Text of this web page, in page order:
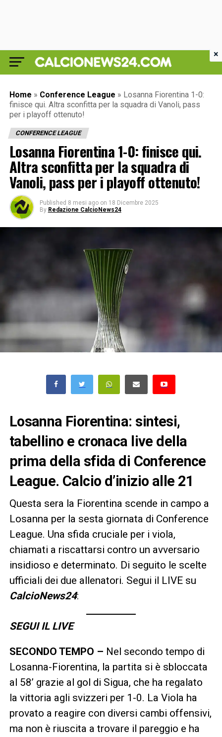
Home » Conference League » Losanna Fiorentina 1-0:
finisce qui. Altra sconfitta per la squadra di Vanoli, pass
per i playoff ottenuto!
CONFERENCE LEAGUE
Losanna Fiorentina 1-0: finisce qui.
Altra sconfitta per la squadra di
Vanoli, pass per i playoff ottenuto!
Published 8 mesi ago on 18 Dicembre 2025
By Redazione CalcioNews24
Losanna Fiorentina: sintesi,
tabellino e cronaca live della
prima della sfida di Conference
League. Calcio d’inizio alle 21
Questa sera la Fiorentina scende in campo a
Losanna per la sesta giornata di Conference
League. Una sfida cruciale per i viola,
chiamati a riscattarsi contro un avversario
insidioso e determinato. Di seguito le scelte
ufficiali dei due allenatori. Segui il LIVE su
CalcioNews24:
SEGUI IL LIVE
SECONDO TEMPO – Nel secondo tempo di
Losanna-Fiorentina, la partita si è sbloccata
al 58’ grazie al gol di Sigua, che ha regalato
la vittoria agli svizzeri per 1-0. La Viola ha
provato a reagire con diversi cambi offensivi,
ma non è riuscita a trovare il pareggio e ha
×